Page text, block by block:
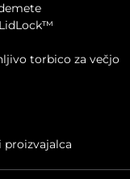
torbico za večjo
proizvajalca